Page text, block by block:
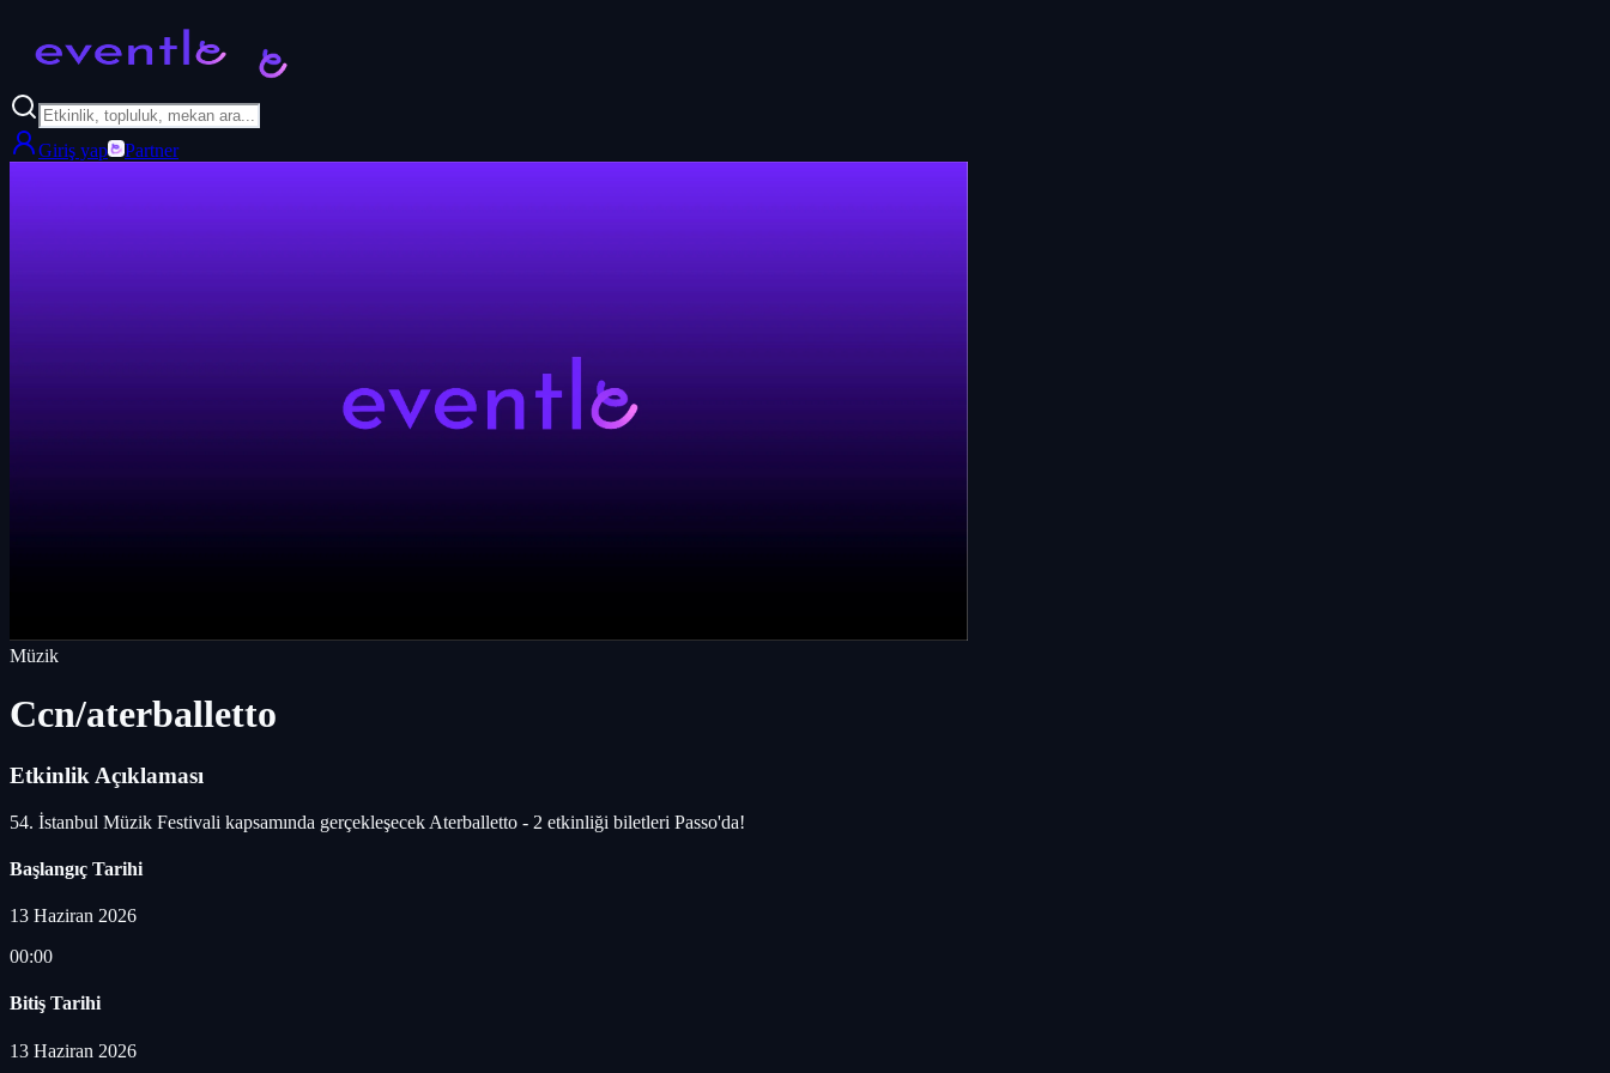
Giriş yap Partner
Müzik
Ccn/aterballetto
Etkinlik Açıklaması
54. İstanbul Müzik Festivali kapsamında gerçekleşecek Aterballetto - 2 etkinliği biletleri Passo'da!
Başlangıç Tarihi
13 Haziran 2026
00:00
Bitiş Tarihi
13 Haziran 2026